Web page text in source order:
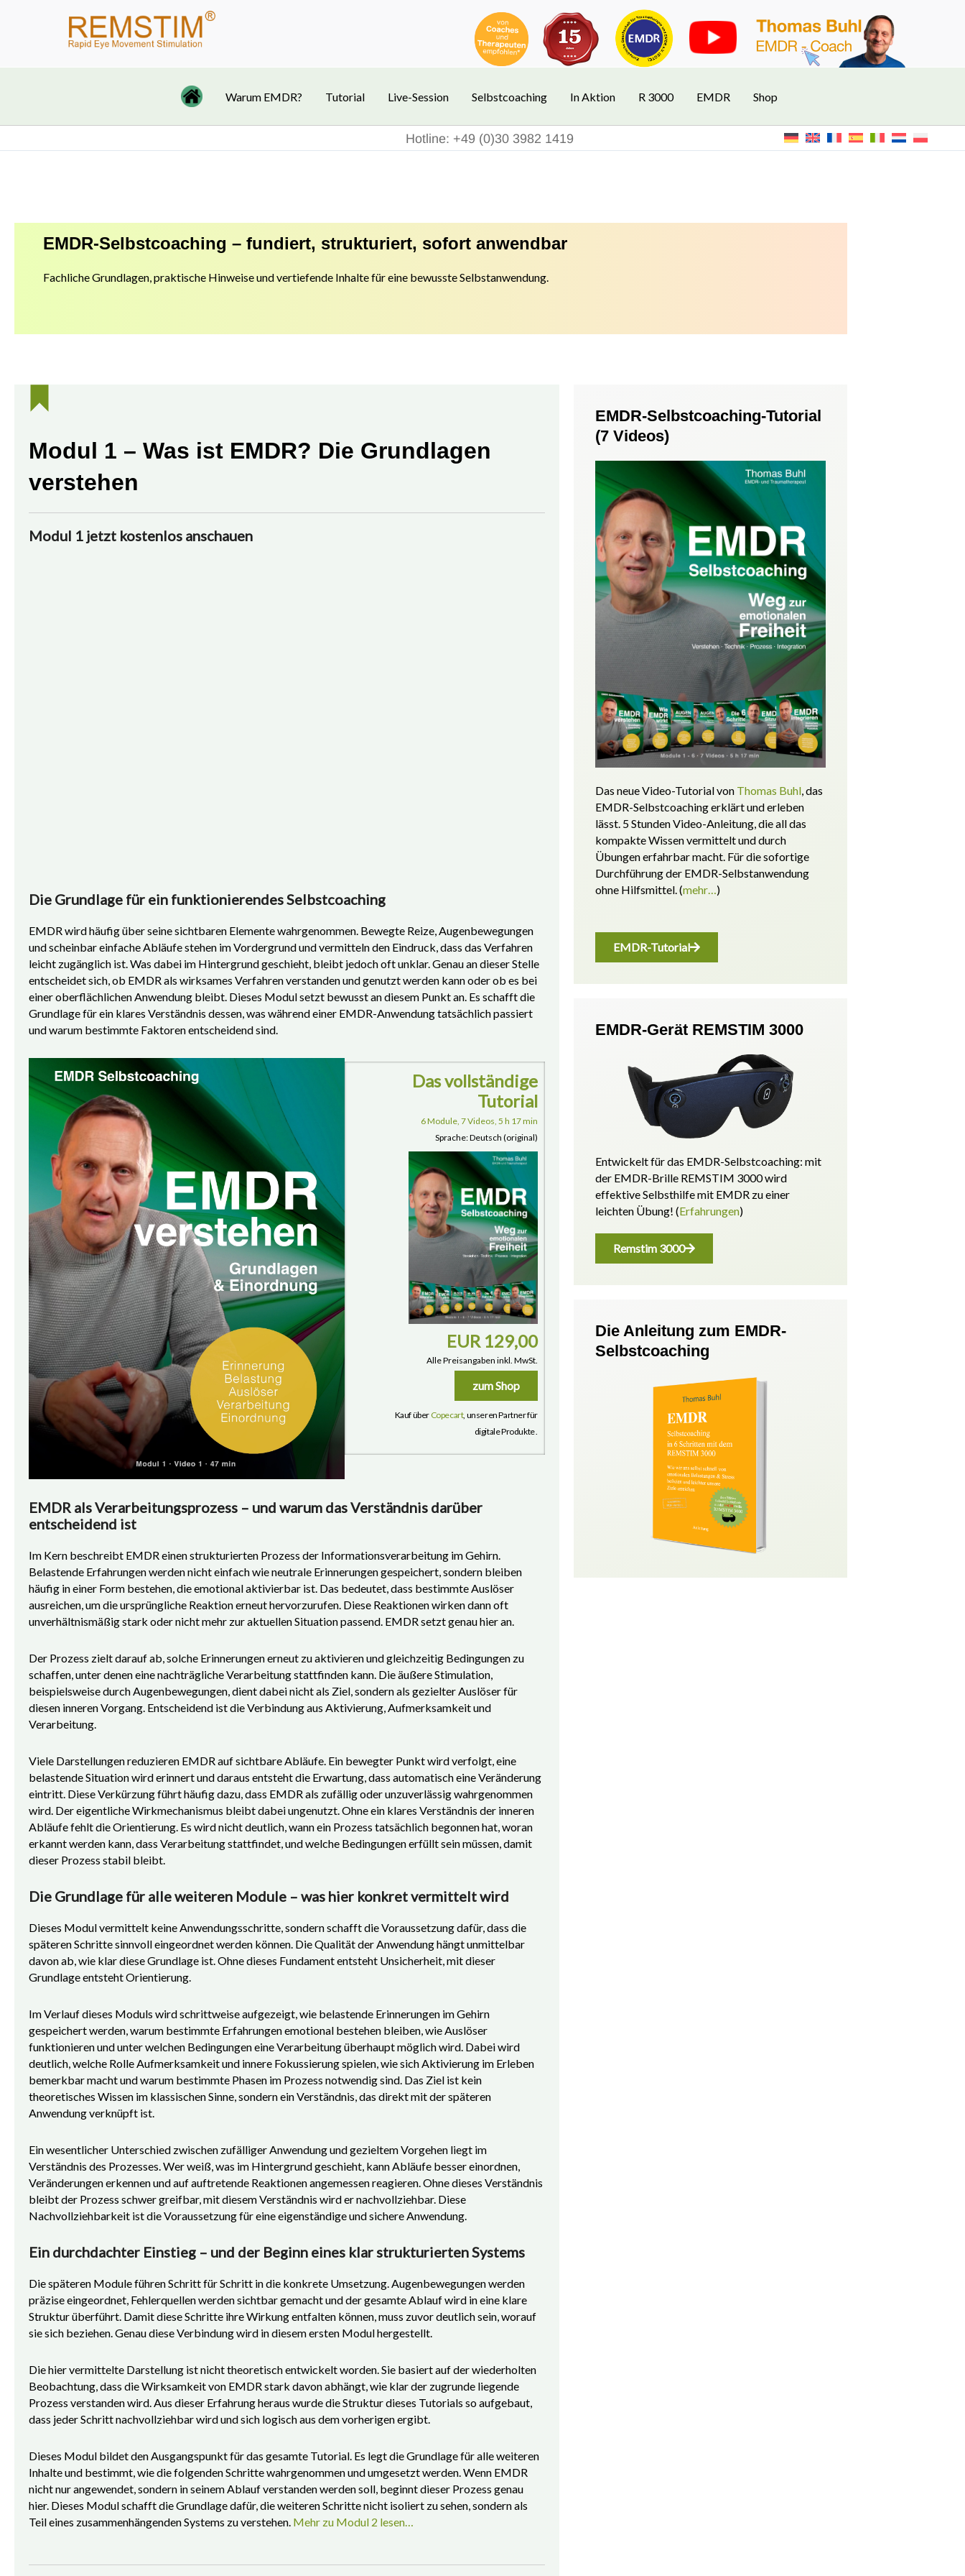
Warum EMDR? Tutorial Live-Session Selbstcoaching In Aktion R 3000 EMDR Shop
Hotline: +49 (0)30 3982 1419
EMDR-Selbstcoaching – fundiert, strukturiert, sofort anwendbar
Fachliche Grundlagen, praktische Hinweise und vertiefende Inhalte für eine bewusste Selbstanwendung.
Modul 1 – Was ist EMDR? Die Grundlagen
verstehen
Modul 1 jetzt kostenlos anschauen
Die Grundlage für ein funktionierendes Selbstcoaching
EMDR wird häufig über seine sichtbaren Elemente wahrgenommen. Bewegte Reize, Augenbewegungen
und scheinbar einfache Abläufe stehen im Vordergrund und vermitteln den Eindruck, dass das Verfahren
leicht zugänglich ist. Was dabei im Hintergrund geschieht, bleibt jedoch oft unklar. Genau an dieser Stelle
entscheidet sich, ob EMDR als wirksames Verfahren verstanden und genutzt werden kann oder ob es bei
einer oberflächlichen Anwendung bleibt. Dieses Modul setzt bewusst an diesem Punkt an. Es schafft die
Grundlage für ein klares Verständnis dessen, was während einer EMDR-Anwendung tatsächlich passiert
und warum bestimmte Faktoren entscheidend sind.
Das vollständige
Tutorial
6 Module, 7 Videos, 5 h 17 min
Sprache: Deutsch (original)
EUR 129,00
Alle Preisangaben inkl. MwSt.
zum Shop
Kauf über Copecart, unseren Partner für
digitale Produkte .
EMDR als Verarbeitungsprozess – und warum das Verständnis darüber
entscheidend ist
Im Kern beschreibt EMDR einen strukturierten Prozess der Informationsverarbeitung im Gehirn.
Belastende Erfahrungen werden nicht einfach wie neutrale Erinnerungen gespeichert, sondern bleiben
häufig in einer Form bestehen, die emotional aktivierbar ist. Das bedeutet, dass bestimmte Auslöser
ausreichen, um die ursprüngliche Reaktion erneut hervorzurufen. Diese Reaktionen wirken dann oft
unverhältnismäßig stark oder nicht mehr zur aktuellen Situation passend. EMDR setzt genau hier an.
Der Prozess zielt darauf ab, solche Erinnerungen erneut zu aktivieren und gleichzeitig Bedingungen zu
schaffen, unter denen eine nachträgliche Verarbeitung stattfinden kann. Die äußere Stimulation,
beispielsweise durch Augenbewegungen, dient dabei nicht als Ziel, sondern als gezielter Auslöser für
diesen inneren Vorgang. Entscheidend ist die Verbindung aus Aktivierung, Aufmerksamkeit und
Verarbeitung.
Viele Darstellungen reduzieren EMDR auf sichtbare Abläufe. Ein bewegter Punkt wird verfolgt, eine
belastende Situation wird erinnert und daraus entsteht die Erwartung, dass automatisch eine Veränderung
eintritt. Diese Verkürzung führt häufig dazu, dass EMDR als zufällig oder unzuverlässig wahrgenommen
wird. Der eigentliche Wirkmechanismus bleibt dabei ungenutzt. Ohne ein klares Verständnis der inneren
Abläufe fehlt die Orientierung. Es wird nicht deutlich, wann ein Prozess tatsächlich begonnen hat, woran
erkannt werden kann, dass Verarbeitung stattfindet, und welche Bedingungen erfüllt sein müssen, damit
dieser Prozess stabil bleibt.
Die Grundlage für alle weiteren Module – was hier konkret vermittelt wird
Dieses Modul vermittelt keine Anwendungsschritte, sondern schafft die Voraussetzung dafür, dass die
späteren Schritte sinnvoll eingeordnet werden können. Die Qualität der Anwendung hängt unmittelbar
davon ab, wie klar diese Grundlage ist. Ohne dieses Fundament entsteht Unsicherheit, mit dieser
Grundlage entsteht Orientierung.
Im Verlauf dieses Moduls wird schrittweise aufgezeigt, wie belastende Erinnerungen im Gehirn
gespeichert werden, warum bestimmte Erfahrungen emotional bestehen bleiben, wie Auslöser
funktionieren und unter welchen Bedingungen eine Verarbeitung überhaupt möglich wird. Dabei wird
deutlich, welche Rolle Aufmerksamkeit und innere Fokussierung spielen, wie sich Aktivierung im Erleben
bemerkbar macht und warum bestimmte Phasen im Prozess notwendig sind. Das Ziel ist kein
theoretisches Wissen im klassischen Sinne, sondern ein Verständnis, das direkt mit der späteren
Anwendung verknüpft ist.
Ein wesentlicher Unterschied zwischen zufälliger Anwendung und gezieltem Vorgehen liegt im
Verständnis des Prozesses. Wer weiß, was im Hintergrund geschieht, kann Abläufe besser einordnen,
Veränderungen erkennen und auf auftretende Reaktionen angemessen reagieren. Ohne dieses Verständnis
bleibt der Prozess schwer greifbar, mit diesem Verständnis wird er nachvollziehbar. Diese
Nachvollziehbarkeit ist die Voraussetzung für eine eigenständige und sichere Anwendung.
Ein durchdachter Einstieg – und der Beginn eines klar strukturierten Systems
Die späteren Module führen Schritt für Schritt in die konkrete Umsetzung. Augenbewegungen werden
präzise eingeordnet, Fehlerquellen werden sichtbar gemacht und der gesamte Ablauf wird in eine klare
Struktur überführt. Damit diese Schritte ihre Wirkung entfalten können, muss zuvor deutlich sein, worauf
sie sich beziehen. Genau diese Verbindung wird in diesem ersten Modul hergestellt.
Die hier vermittelte Darstellung ist nicht theoretisch entwickelt worden. Sie basiert auf der wiederholten
Beobachtung, dass die Wirksamkeit von EMDR stark davon abhängt, wie klar der zugrunde liegende
Prozess verstanden wird. Aus dieser Erfahrung heraus wurde die Struktur dieses Tutorials so aufgebaut,
dass jeder Schritt nachvollziehbar wird und sich logisch aus dem vorherigen ergibt.
Dieses Modul bildet den Ausgangspunkt für das gesamte Tutorial. Es legt die Grundlage für alle weiteren
Inhalte und bestimmt, wie die folgenden Schritte wahrgenommen und umgesetzt werden. Wenn EMDR
nicht nur angewendet, sondern in seinem Ablauf verstanden werden soll, beginnt dieser Prozess genau
hier. Dieses Modul schafft die Grundlage dafür, die weiteren Schritte nicht isoliert zu sehen, sondern als
Teil eines zusammenhängenden Systems zu verstehen. Mehr zu Modul 2 lesen…
EMDR-Selbstcoaching-Tutorial
(7 Videos)
Das neue Video-Tutorial von Thomas Buhl, das
EMDR-Selbstcoaching erklärt und erleben
lässt. 5 Stunden Video-Anleitung, die all das
kompakte Wissen vermittelt und durch
Übungen erfahrbar macht. Für die sofortige
Durchführung der EMDR-Selbstanwendung
ohne Hilfsmittel.(mehr…)
EMDR-Tutorial
EMDR-Gerät REMSTIM 3000
Entwickelt für das EMDR-Selbstcoaching: mit
der EMDR-Brille REMSTIM 3000 wird
effektive Selbsthilfe mit EMDR zu einer
leichten Übung! (Erfahrungen)
Remstim 3000
Die Anleitung zum EMDR-
Selbstcoaching